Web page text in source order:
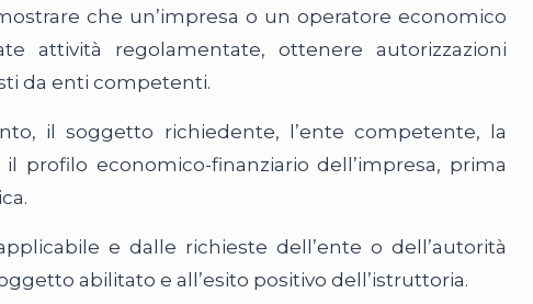
che un’impresa o un operatore economico
attività regolamentate, ottenere autorizzazioni
da enti competenti.
il soggetto richiedente, l’ente competente, la
economico-finanziario dell’impresa, prima
e dalle richieste dell’ente o dell’autorità
abilitato e all’esito positivo dell’istruttoria.